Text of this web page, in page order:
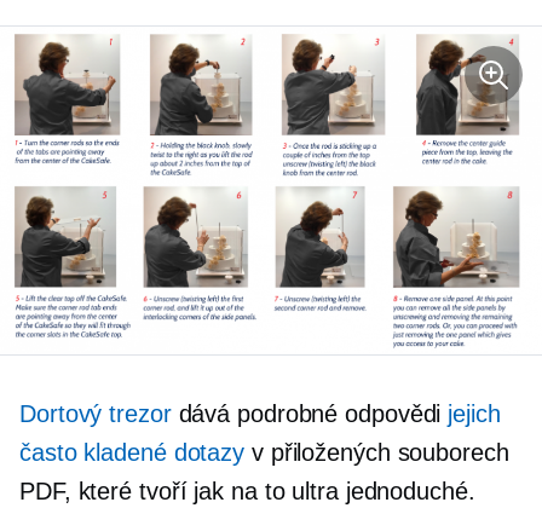
Dortový trezordává podrobné odpovědi jejich
často kladené dotazy v přiložených souborech
PDF, které tvoří jak na to ultra jednoduché.